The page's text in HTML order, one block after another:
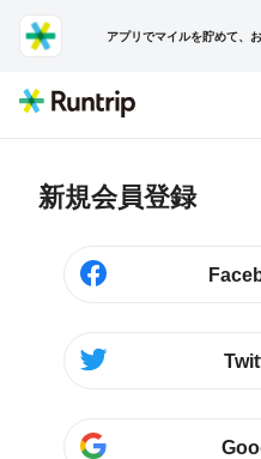
アプリでマイルを貯めて、
新規会員登録